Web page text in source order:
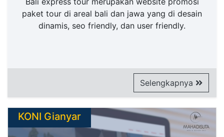
paket tour di areal bali dan jawa yang di desain
dinamis, seo friendly, dan user friendly.
Selengkapnya
KONI Gianyar